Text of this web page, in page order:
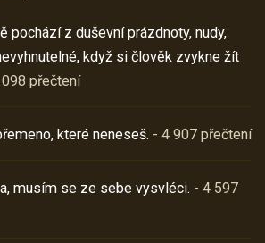
pochází z duševní prázdnoty, nudy,
když si člověk zvykne žít
přečtení
které neneseš. - 4 907 přečtení
musím se ze sebe vysvléci. - 4 597